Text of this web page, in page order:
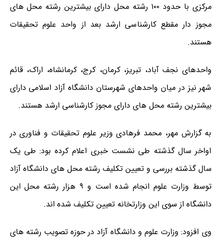
مرکزی با حدود ۱۰۰ رشته محل دارای بیشترین رشته محل های
مجوز دار مقطع کارشناسی ارشد بعد از واحد علوم تحقیقات
هستند.
واحدهای نجف آباد، تبریز، کرمان، کرج، کرمانشاه، اراک، قائم
شهر نیز در میان واحدهای شهرستان دانشگاه آزاد اسلامی دارای
بیشترین رشته محل های دارای مجوز کارشناسی ارشد هستند.
به گزارش مهر، محمد فرهادی وزیر علوم تحقیقات و فناوری در
اواخر سال گذشته طی نشست خبری اعلام کرده بود: طی یک
سال گذشته بررسی و تعیین تکلیف رشته محل های دانشگاه آزاد
توسط وزارت علوم انجام شده است و ۹ هزار رشته محل این
دانشگاه از سوی این وزارتخانه تعیین تکلیف شده اند.
وی افزود: وزارت علوم و دانشگاه آزاد در حوزه تصویب رشته های